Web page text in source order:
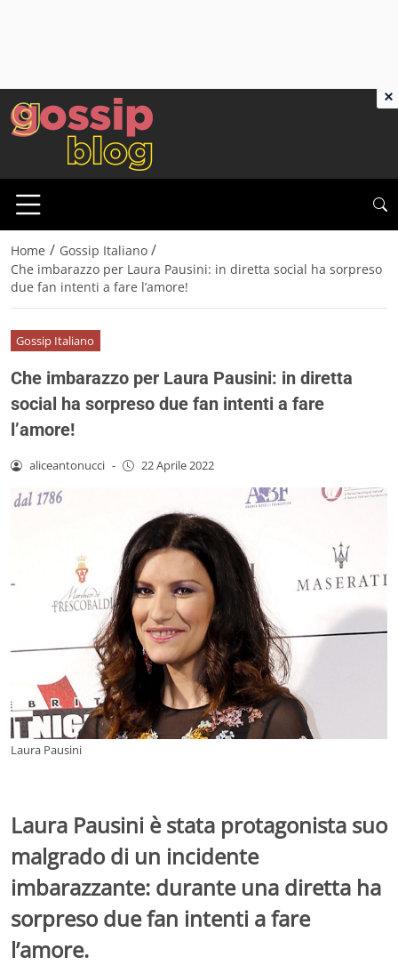
Home / Gossip Italiano /
Che imbarazzo per Laura Pausini: in diretta social ha sorpreso
due fan intenti a fare l’amore!
Gossip Italiano
Che imbarazzo per Laura Pausini: in diretta
social ha sorpreso due fan intenti a fare
l’amore!
aliceantonucci - 22 Aprile 2022
Laura Pausini
Laura Pausini è stata protagonista suo
malgrado di un incidente
imbarazzante: durante una diretta ha
sorpreso due fan intenti a fare
l’amore.
×